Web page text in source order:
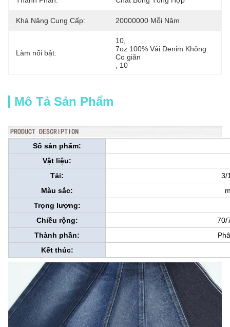
Khả Năng Cung Cấp: 20000000 Mỗi Năm
Làm nổi bật:
10
7oz 100% Vải Denim Không
Co giãn
10
Mô Tả Sản Phẩm
Số sản phẩm:
Vật liệu:
Tải:
3/
Màu sắc:
Trọng lượng:
Chiều rộng:
70/
Thành phần:
Kết thúc: